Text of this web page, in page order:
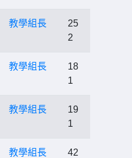
教學組長
25
2
教學組長
18
1
教學組長
19
1
教學組長
42